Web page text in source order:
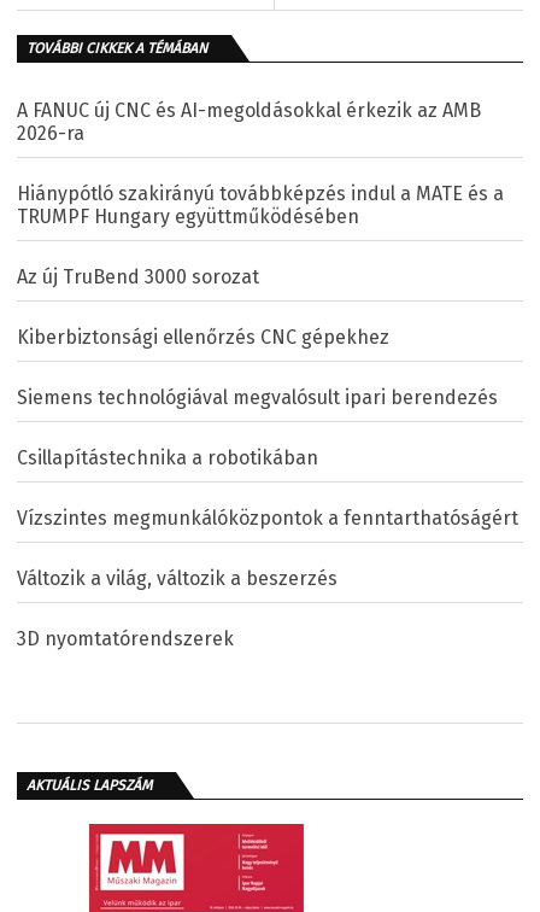
TOVÁBBI CIKKEK A TÉMÁBAN
A FANUC új CNC és AI-megoldásokkal érkezik az AMB
2026-ra
Hiánypótló szakirányú továbbképzés indul a MATE és a
TRUMPF Hungary együttműködésében
Az új TruBend 3000 sorozat
Kiberbiztonsági ellenőrzés CNC gépekhez
Siemens technológiával megvalósult ipari berendezés
Csillapítástechnika a robotikában
Vízszintes megmunkálóközpontok a fenntarthatóságért
Változik a világ, változik a beszerzés
3D nyomtatórendszerek
AKTUÁLIS LAPSZÁM